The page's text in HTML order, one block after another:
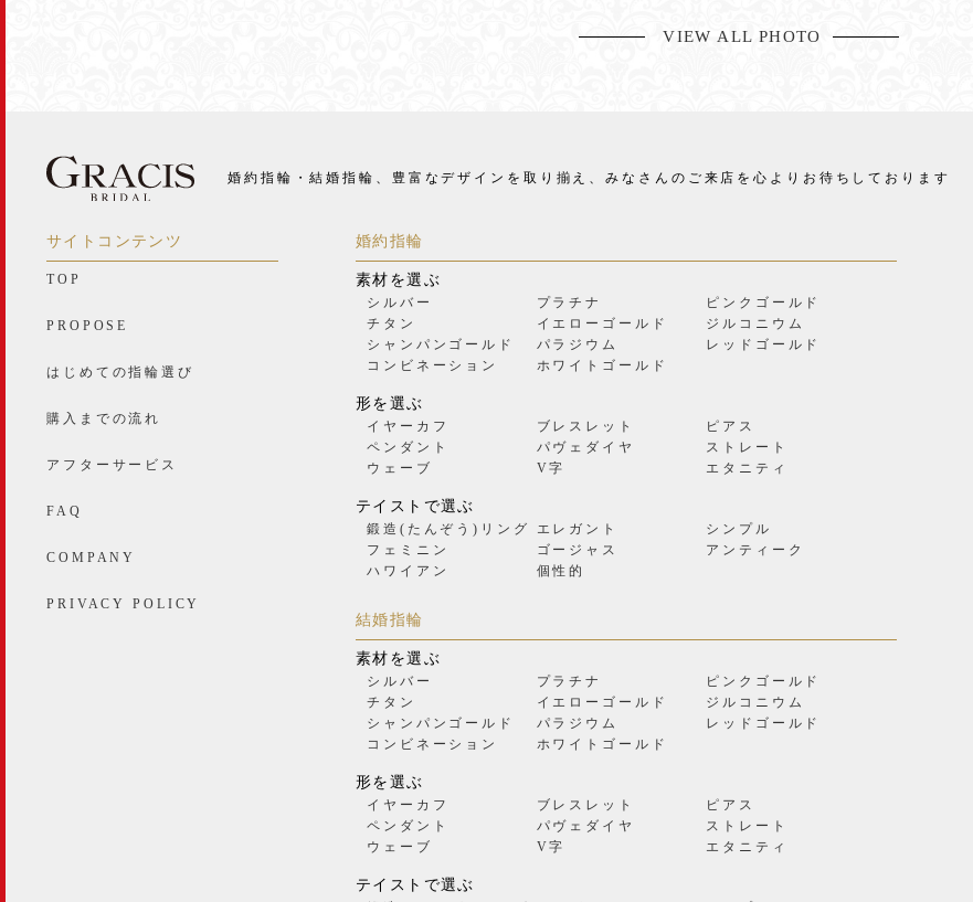
VIEW ALL PHOTO
婚約指輪・結婚指輪、豊富なデザインを取り揃え、みなさんのご来店を心よりお待ちしております
サイトコンテンツ
TOP
PROPOSE
はじめての指輪選び
購入までの流れ
アフターサービス
FAQ
COMPANY
PRIVACY POLICY
婚約指輪
素材を選ぶ
シルバー プラチナ
ピンクゴールド
チタン
イエローゴールド
ジルコニウム
シャンパンゴールド
パラジウム
レッドゴールド
コンビネーション
ホワイトゴールド
形を選ぶ
イヤーカフ ブレスレット
ピアス
ペンダント
パヴェダイヤ
ストレート
ウェーブ
V字 エタニティ
テイストで選ぶ
鍛造(たんぞう)リング エレガント
シンプル
フェミニン
ゴージャス
アンティーク
ハワイアン
個性的
結婚指輪
素材を選ぶ
シルバー プラチナ
ピンクゴールド
チタン
イエローゴールド
ジルコニウム
シャンパンゴールド
パラジウム
レッドゴールド
コンビネーション
ホワイトゴールド
形を選ぶ
イヤーカフ ブレスレット
ピアス
ペンダント
パヴェダイヤ
ストレート
ウェーブ
V字 エタニティ
テイストで選ぶ